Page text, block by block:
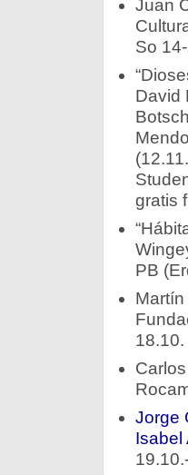
Juan
So
David
gratis
PB
Martín
18.10.
Jorge
Isabel